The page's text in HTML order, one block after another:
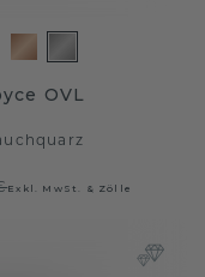
OVL
Exkl. MwSt. & Zölle